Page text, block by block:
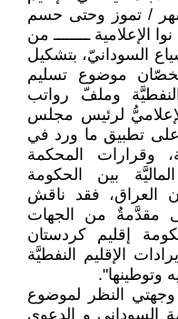
/ تموز وحتى حسم
ــــــــ من
السودانيّ، بتشكيل
موضوع تسليم
النفطيَّة وملفّ رواتب
لرئيس مجلس
على تطبيق ما ورد في
وقرارات المحكمة
بين الحكومة
العراق، فقد ناقش
مقدَّمةٌ من الجهات
حكومة إقليم كردستان
الإقليم النفطيَّة
وتوطينها".
وجهتي النظر لموضوع
السوداني و الدعوى